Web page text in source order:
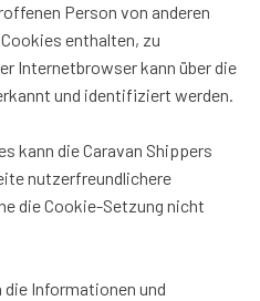
Person von anderen
enthalten, zu
Internetbrowser kann über die
und identifiziert werden.
kann die Caravan Shippers
nutzerfreundlichere
die Cookie-Setzung nicht
Informationen und